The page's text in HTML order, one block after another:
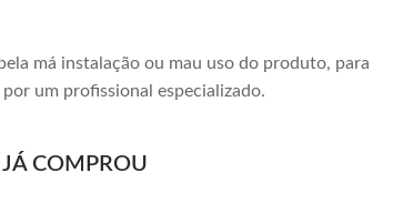
má instalação ou mau uso do produto, para
um profissional especializado.
COMPROU